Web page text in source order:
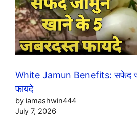
White Jamun Benefits: सफेद
फायदे
by iamashwin444
July 7, 2026